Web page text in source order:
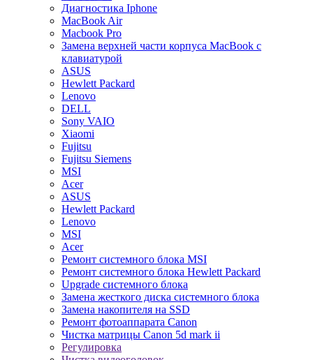
Диагностика Iphone
MacBook Air
Macbook Pro
Замена верхней части корпуса MacBook с
клавиатурой
ASUS
Hewlett Packard
Lenovo
DELL
Sony VAIO
Xiaomi
Fujitsu
Fujitsu Siemens
MSI
Acer
ASUS
Hewlett Packard
Lenovo
MSI
Acer
Ремонт системного блока MSI
Ремонт системного блока Hewlett Packard
Upgrade системного блока
Замена жесткого диска системного блока
Замена накопителя на SSD
Ремонт фотоаппарата Canon
Чистка матрицы Canon 5d mark ii
Регулировка